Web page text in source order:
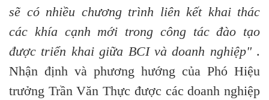
sẽ có nhiều chương trình liên kết khai thác
các khía cạnh mới trong công tác đào tạo
được triển khai giữa BCI và doanh nghiệp".
Nhận định và phương hướng của Phó Hiệu
trưởng Trần Văn Thực được các doanh nghiệp